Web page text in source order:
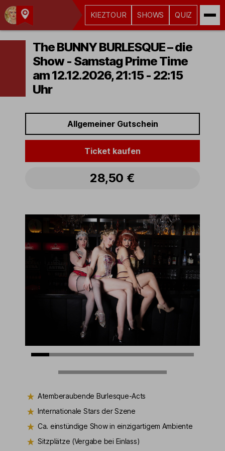
Kult-
Kieztouren
Hamburg
KIEZTOUR SHOWS QUIZ
The BUNNY BURLESQUE – die
Show - Samstag Prime Time
am 12.12.2026, 21:15 - 22:15
Uhr
Allgemeiner Gutschein
Ticket kaufen
28,50 €
Atemberaubende Burlesque-Acts
Internationale Stars der Szene
Ca. einstündige Show in einzigartigem Ambiente
Sitzplätze (Vergabe bei Einlass)